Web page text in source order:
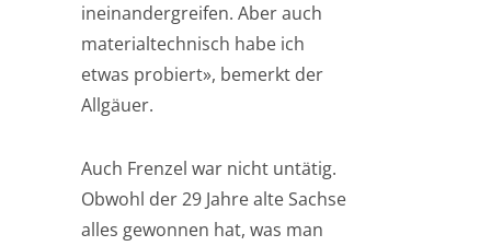
ineinandergreifen. Aber auch
materialtechnisch habe ich
etwas probiert», bemerkt der
Allgäuer.
Auch Frenzel war nicht untätig.
Obwohl der 29 Jahre alte Sachse
alles gewonnen hat, was man